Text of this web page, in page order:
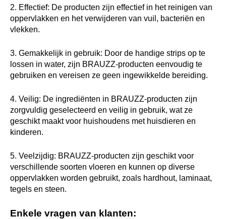
2. Effectief: De producten zijn effectief in het reinigen van
oppervlakken en het verwijderen van vuil, bacteriën en
vlekken.
3. Gemakkelijk in gebruik: Door de handige strips op te
lossen in water, zijn BRAUZZ-producten eenvoudig te
gebruiken en vereisen ze geen ingewikkelde bereiding.
4. Veilig: De ingrediënten in BRAUZZ-producten zijn
zorgvuldig geselecteerd en veilig in gebruik, wat ze
geschikt maakt voor huishoudens met huisdieren en
kinderen.
5. Veelzijdig: BRAUZZ-producten zijn geschikt voor
verschillende soorten vloeren en kunnen op diverse
oppervlakken worden gebruikt, zoals hardhout, laminaat,
tegels en steen.
Enkele vragen van klanten: